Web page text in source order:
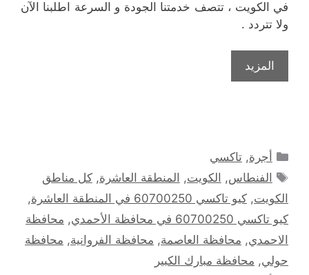
في الكويت ، تتصف خدمتنا الجودة و السرعة اطلبنا الآن
ولا تتردد .
المزيد
التصنيفات
أجرة,تاكسي
الوسوم
الفنطاس, الكويت, المنطقة العاشرة,كل مناطق
الكويت, كيو تاكسي 60700250 في المنطقة العاشرة
,
كيو تاكسي 60700250 في محافظة الأحمدي
, محافظة
الاحمدي, محافظة العاصمة, محافظة الفروانية, محافظة
حولي, محافظة مبارك الكبير